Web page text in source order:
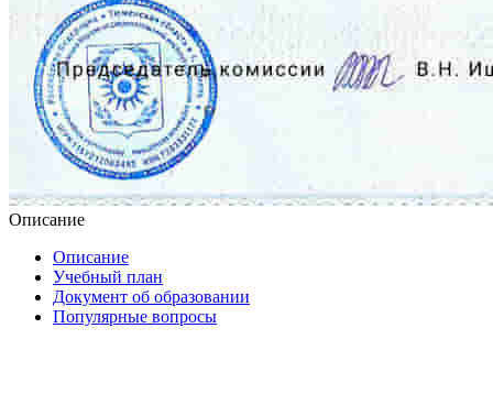
Описание
Описание
Учебный план
Документ об образовании
Популярные вопросы